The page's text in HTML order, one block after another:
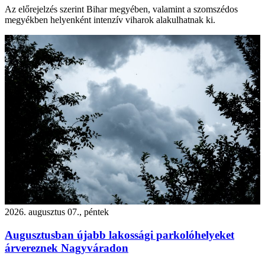
Az előrejelzés szerint Bihar megyében, valamint a szomszédos
megyékben helyenként intenzív viharok alakulhatnak ki.
2026. augusztus 07., péntek
Augusztusban újabb lakossági parkolóhelyeket
árvereznek Nagyváradon